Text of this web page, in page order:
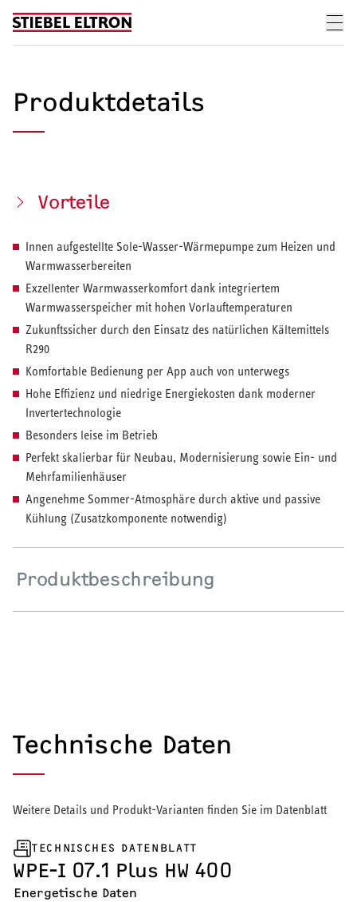
HEIZEN UND KÜHLEN
Wärmepumpe
Puffer- und Trinkwarmwasserspeicher
Regelung / Energiemanagement
Nachtspeicherheizung
Warmwasserspeicher
Warmwasser-Wärmepumpe
Wohnungsstationen
Kochendwassergeräte
Händetrockner
Produktdetails
Vorteile
Innen aufgestellte Sole-Wasser-Wärmepumpe zum Heizen und
Warmwasserbereiten
Exzellenter Warmwasserkomfort dank integriertem
Warmwasserspeicher mit hohen Vorlauftemperaturen
Zukunftssicher durch den Einsatz des natürlichen Kältemittels
R290
Komfortable Bedienung per App auch von unterwegs
Hohe Effizienz und niedrige Energiekosten dank moderner
Invertertechnologie
Besonders leise im Betrieb
Perfekt skalierbar für Neubau, Modernisierung sowie Ein- und
Mehrfamilienhäuser
Angenehme Sommer-Atmosphäre durch aktive und passive
Kühlung (Zusatzkomponente notwendig)
Produktbeschreibung
Technische Daten
Weitere Details und Produkt-Varianten finden Sie im Datenblatt
TECHNISCHES DATENBLATT
WPE-I 07.1 Plus HW 400
Energetische Daten